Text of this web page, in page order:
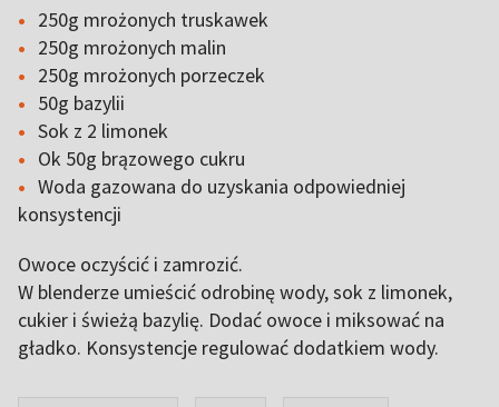
250g mrożonych truskawek
250g mrożonych malin
250g mrożonych porzeczek
50g bazylii
Sok z 2 limonek
Ok 50g brązowego cukru
Woda gazowana do uzyskania odpowiedniej
konsystencji
Owoce oczyścić i zamrozić.
W blenderze umieścić odrobinę wody, sok z limonek,
cukier i świeżą bazylię. Dodać owoce i miksować na
gładko. Konsystencje regulować dodatkiem wody.